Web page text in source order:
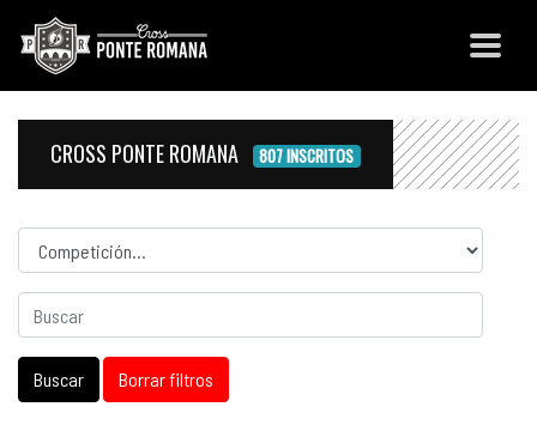
CROSS PONTE ROMANA 807 INSCRITOS
Competicion